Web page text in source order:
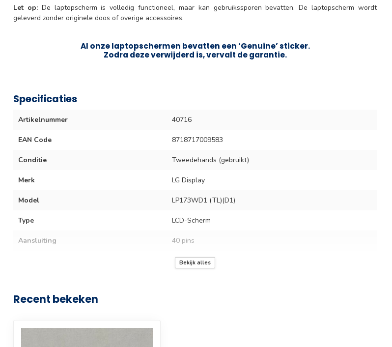
Let op:De laptopscherm is volledig functioneel, maar kan gebruikssporen bevatten. De laptopscherm wordt
geleverd zonder originele doos of overige accessoires.
Al onze laptopschermen bevatten een ‘Genuine’ sticker.
Zodra deze verwijderd is, vervalt de garantie.
Specificaties
Artikelnummer 40716
EAN Code 8718717009583
Conditie Tweedehands (gebruikt)
Merk LG Display
Model LP173WD1 (TL)(D1)
Type LCD-Scherm
Aansluiting 40 pins
17.3 inch
Resolutie (Pixels)
Bekijk alles
Recent bekeken